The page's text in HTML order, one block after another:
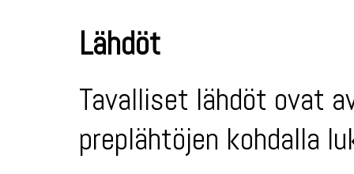
Lähdöt
Tavalliset lähdöt ovat
preplähtöjen kohdalla